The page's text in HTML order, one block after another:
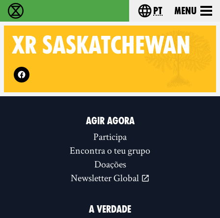
Extinction Rebellion - Home Choose your
pt Menu
XR SASKATCHEWAN
Follow XR Saskatchewan on
AGIR AGORA
Participa
Encontra o teu grupo
Doações
Newsletter Global
A VERDADE